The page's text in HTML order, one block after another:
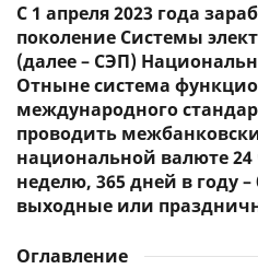
С 1 апреля 2023 года
поколение Системы
(далее – СЭП)
Отныне система
международного
проводить
национальной валюте 24
неделю, 365 дней в году
выходные или
Оглавление